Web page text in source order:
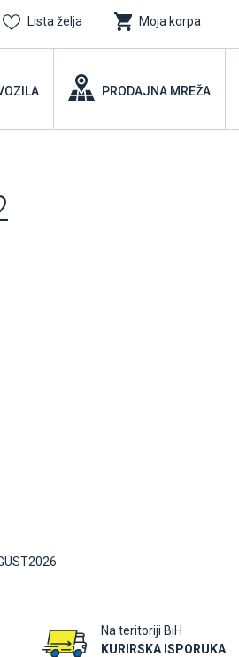
Lista želja Moja korpa
PRODAJNA MREŽA
Na teritoriji BiH
KURIRSKA ISPORUKA